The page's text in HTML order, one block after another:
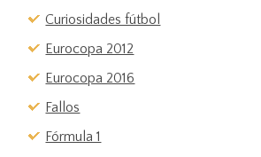
Curiosidades fútbol
Eurocopa 2012
Eurocopa 2016
Fallos
Fórmula 1